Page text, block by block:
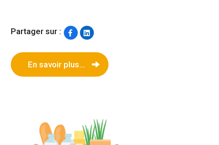
Partager sur :
En savoir plus...